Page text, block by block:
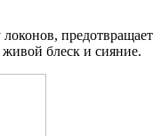
локонов, предотвращает
блеск и сияние.